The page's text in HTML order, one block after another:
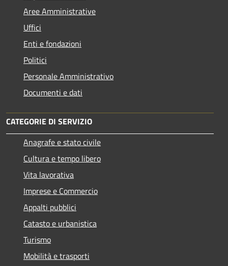
Aree Amministrative
Uffici
Enti e fondazioni
Politici
Personale Amministrativo
Documenti e dati
CATEGORIE DI SERVIZIO
Anagrafe e stato civile
Cultura e tempo libero
Vita lavorativa
Imprese e Commercio
Appalti pubblici
Catasto e urbanistica
Turismo
Mobilità e trasporti